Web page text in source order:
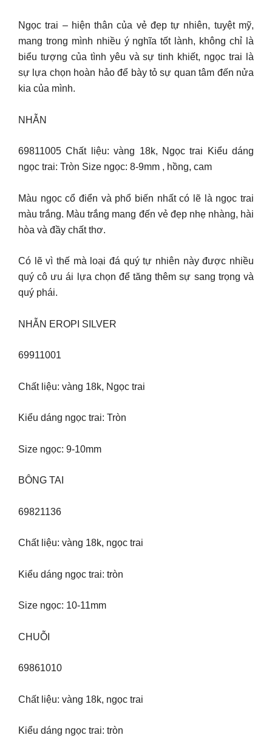
Ngọc trai – hiện thân của vẻ đẹp tự nhiên, tuyệt mỹ,
mang trong mình nhiều ý nghĩa tốt lành, không chỉ là
biểu tượng của tình yêu và sự tinh khiết, ngọc trai là
sự lựa chọn hoàn hảo để bày tỏ sự quan tâm đến nửa
kia của mình.
NHẪN
69811005 Chất liệu: vàng 18k, Ngọc trai Kiểu dáng
ngọc trai: Tròn Size ngọc: 8-9mm , hồng, cam
Màu ngọc cổ điển và phổ biến nhất có lẽ là ngọc trai
màu trắng. Màu trắng mang đến vẻ đẹp nhẹ nhàng, hài
hòa và đầy chất thơ.
Có lẽ vì thế mà loại đá quý tự nhiên này được nhiều
quý cô ưu ái lựa chọn để tăng thêm sự sang trọng và
quý phái.
NHẪN EROPI SILVER
69911001
Chất liệu: vàng 18k, Ngọc trai
Kiểu dáng ngọc trai: Tròn
Size ngọc: 9-10mm
BÔNG TAI
69821136
Chất liệu: vàng 18k, ngọc trai
Kiểu dáng ngọc trai: tròn
Size ngọc: 10-11mm
CHUỖI
69861010
Chất liệu: vàng 18k, ngọc trai
Kiểu dáng ngọc trai: tròn